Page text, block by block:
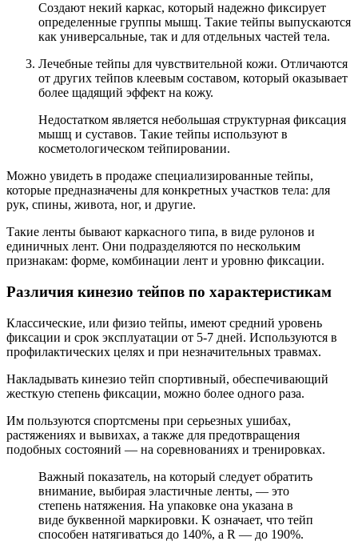
Создают некий каркас, который надежно фиксирует
определенные группы мышц. Такие тейпы выпускаются
как универсальные, так и для отдельных частей тела.
Лечебные тейпы для чувствительной кожи. Отличаются
от других тейпов клеевым составом, который оказывает
более щадящий эффект на кожу.
Недостатком является небольшая структурная фиксация
мышц и суставов. Такие тейпы используют в
косметологическом тейпировании.
Можно увидеть в продаже специализированные тейпы,
которые предназначены для конкретных участков тела: для
рук, спины, живота, ног, и другие.
Такие ленты бывают каркасного типа, в виде рулонов и
единичных лент. Они подразделяются по нескольким
признакам: форме, комбинации лент и уровню фиксации.
Различия кинезио тейпов по характеристикам
Классические, или физио тейпы, имеют средний уровень
фиксации и срок эксплуатации от 5-7 дней. Используются в
профилактических целях и при незначительных травмах.
Накладывать кинезио тейп спортивный, обеспечивающий
жесткую степень фиксации, можно более одного раза.
Им пользуются спортсмены при серьезных ушибах,
растяжениях и вывихах, а также для предотвращения
подобных состояний — на соревнованиях и тренировках.
Важный показатель, на который следует обратить
внимание, выбирая эластичные ленты, — это
степень натяжения. На упаковке она указана в
виде буквенной маркировки. K означает, что тейп
способен натягиваться до 140%, а R — до 190%.